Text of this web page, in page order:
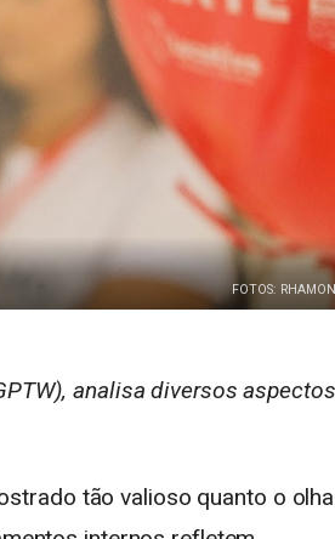
FOTOS:
analisa diversos aspectos
tão valioso quanto o